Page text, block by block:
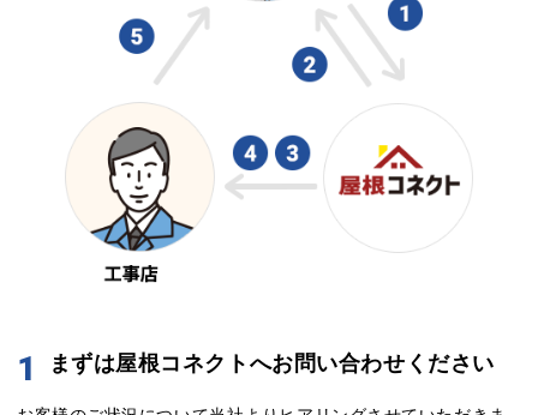
1 まずは屋根コネクトへお問い合わせください